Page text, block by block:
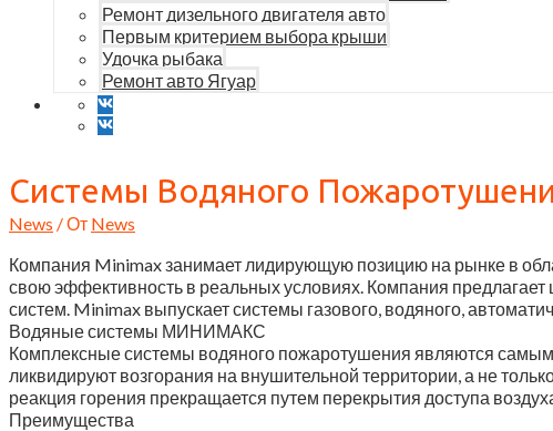
Ремонт дизельного двигателя авто
Первым критерием выбора крыши
Удочка рыбака
Ремонт авто Ягуар
Системы Водяного
News / От News
Компания Minimax занимает лидирующую позицию на рынке в
свою эффективность в реальных условиях. Компания
систем. Minimax выпускает системы газового, водяного,
Водяные системы МИНИМАКС
Комплексные системы водяного пожаротушения являются
ликвидируют возгорания на внушительной территории, а не
реакция горения прекращается путем перекрытия доступа
Преимущества